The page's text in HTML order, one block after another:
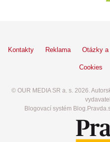
Kontakty Reklama Otázky a
Cookies
© OUR MEDIA SR a. s. 2026.
Blogovací systém